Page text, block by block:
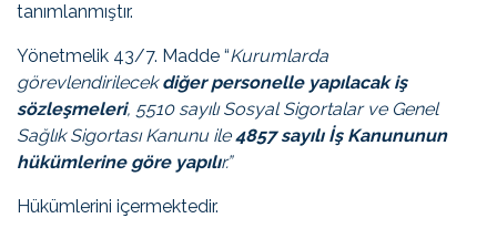
tanımlanmıştır.
Yönetmelik 43/7. Madde “Kurumlarda
görevlendirilecekdiğer personelle yapılacak iş
sözleşmeleri, 5510 sayılı Sosyal Sigortalar ve Genel
Sağlık Sigortası Kanunu ile4857 sayılı İş Kanununun
hükümlerine göre yapılır.”
Hükümlerini içermektedir.